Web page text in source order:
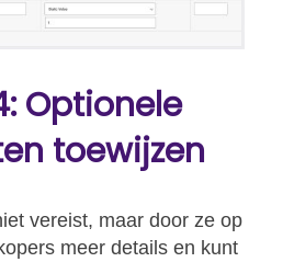
Optionele
toewijzen
vereist, maar door ze op
meer details en kunt